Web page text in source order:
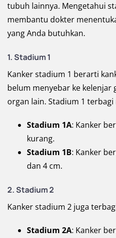
tubuh lainnya. Mengetahui
membantu dokter
yang Anda butuhkan.
1. Stadium 1
Kanker stadium 1 berarti
belum menyebar ke kelenjar
organ lain. Stadium 1
Stadium 1A: Kanker
kurang.
Stadium 1B: Kanker
dan 4 cm.
2. Stadium 2
Kanker stadium 2 juga
Stadium 2A: Kanker